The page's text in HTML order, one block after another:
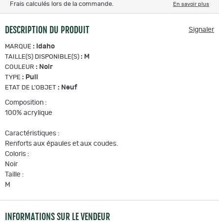
Frais calculés lors de la commande.
En savoir plus
DESCRIPTION DU PRODUIT Signaler
MARQUE : Idaho
TAILLE(S) DISPONIBLE(S) : M
COULEUR : Noir
TYPE : Pull
ETAT DE L'OBJET : Neuf
Composition :
100% acrylique
Caractéristiques :
Renforts aux épaules et aux coudes.
Coloris :
Noir
Taille :
M
INFORMATIONS SUR LE VENDEUR